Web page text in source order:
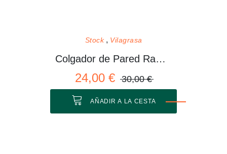
Stock Vilagrasa
Colgador de Pared Rama 01 M
24,00 € 30,00 €
AÑADIR A LA CESTA